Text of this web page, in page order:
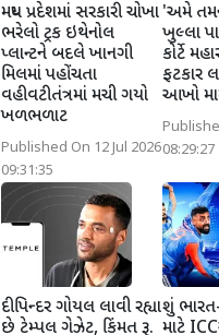
મધ્ય પ્રદેશમાં સરકારી ચોખા
ભરેલો ટ્રક ઇથેનોલ
પ્લાન્ટને બદલે ખાનગી
મિલમાં પહોંચતા
વહીવટીતંત્રમાં મચી ગયો
ખળભળાટ
Published On 12 Jul 2026
09:31:35
'અમે
ખુલ્લા
કોર્ટે
ફટકાર
આખો
08:29:27
દીપિન્દર ગોયલ લાવી રહ્યા
છે ટેમ્પલ ગેઝેટ, કિંમત રૂ.
શું
માટે